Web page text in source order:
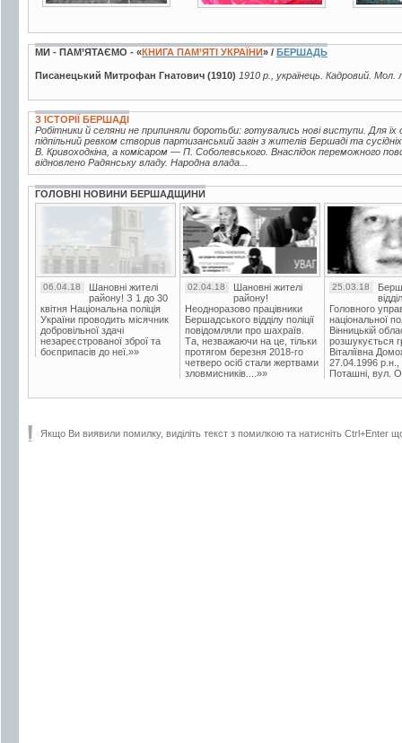
МИ - ПАМ’ЯТАЄМО - «КНИГА ПАМ’ЯТІ УКРАЇНИ» / БЕРШАДЬ
Писанецький Митрофан Гнатович (1910) 1910 р., українець. Кадровий.
З ІСТОРІЇ БЕРШАДІ
Робітники й селяни не припиняли боротьби: готувались нові виступи. Для їх
підпільний ревком створив партизанський загін з жителів Бершаді та
В. Кривоходкіна, а комісаром — П. Соболевського. Внаслідок переможного
відновлено Радянську владу. Народна влада...
ГОЛОВНІ НОВИНИ БЕРШАДЩИНИ
06.04.18
Шановні жителі
району! З 1 до 30
квітня Національна поліція
України проводить місячник
добровільної здачі
незареєстрованої зброї та
боєприпасів до неї.»»
02.04.18
Шановні жителі
району!
Неодноразово працівники
Бершадського відділу поліції
повідомляли про шахраїв.
Та, незважаючи на це, тільки
протягом березня 2018-го
четверо осіб стали жертвами
зловмисників....»»
25.03.18
Головного
національної
Вінницькій
розшукується
Віталіївна
27.04.1996 р.н.,
Поташні, вул.
Якщо Ви виявили помилку, виділіть текст з помилкою та натисніть Ctrl+Enter